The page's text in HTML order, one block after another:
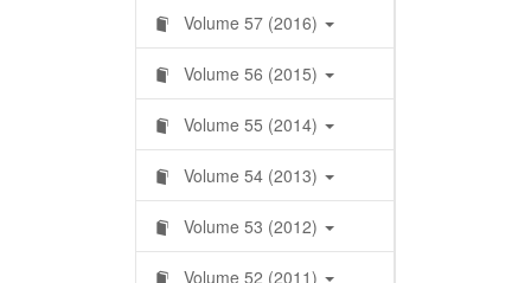
Volume 57 (2016)
Volume 56 (2015)
Volume 55 (2014)
Volume 54 (2013)
Volume 53 (2012)
Volume 52 (2011)